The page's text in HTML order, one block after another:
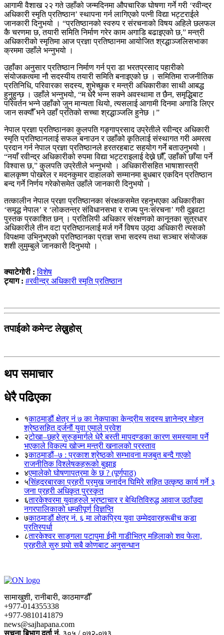
आगामी वैशाख २२ गते उहाँको जन्मदिनमा औपचारिक घोषणा गर्ने गरी ‘रवीन्द्र
अधिकारी स्मृति प्रतिष्ठान’ स्थापना गर्न लागिएको पत्नी विद्या भट्टराईले
जानकारी दिनुभयो । “प्रतिष्ठानको स्वरुप र संरचनाको विषय अहिले छलफल
कै चरणमा छ, तयारी समिति निर्माण गरेर काम अगाडि बढाइएको छ,” मन्त्री
अधिकारीको स्मृतिमा आज प्रज्ञा प्रतिष्ठानमा आयोजित श्रद्धाञ्जलिसभाका
क्रममा उहाँले भन्नुभयो ।
उहाँका अनुसार प्रतिष्ठान निर्माण गर्न प्रा डा भरतप्रसाद पहारीको
संयोजकत्वमा नौ सदस्यीय तयारी समिति बनाइएको छ । समितिमा राजनीतिक
प्रतिनिधि, परिवारका सदस्य, शुभेच्छुक र मन्त्री अधिकारीका साथी आबद्ध
हुनुहुन्छ । उहाँले भन्नुभयो, “म धेरै भन्न सक्ने अवस्थामा त छैन, समृद्धिबाट
परिवर्तन भन्ने उहाँको जुन मान्यता थियो, त्यसलाई आगामी दिनमा अगाडि लिएर
जान सक्यौँ भने उहाँ प्रतिको सच्चा श्रद्धाञ्जलि हुनेछ ।”
नेपाल प्रज्ञा प्रतिष्ठानका कुलपति गङ्गाप्रसाद उप्रेतीले रवीन्द्र अधिकारी
स्मृति प्रतिष्ठानलाई सफल बनाउन र उहाँको कृतिलाई संस्थागत गरी अमरत्व
प्रदान गर्न नेपाल प्रज्ञा प्रतिष्ठानले हरतरहबाट सहयोग गर्ने बताउनुभयो ।
“नयाँ रवीन्द्र अधिकारीको रुपमा विद्या भट्टराइलाई देख्ने छौँ, उहाँको छाँया पर्ने
विश्वास छ,” कुलपति उप्रेतीले भन्नुभयो । अधिकारीसहित भाषाशास्त्री
बालकृष्ण पोखरेल र मदनकुमार दाहालको सम्मानमा बुधबार एकदिन प्रतिष्ठान
बन्द गर्ने निर्णय गरेकोसमेत उहाँले जानकारी दिनुभयो ।
तत्कालीन नेपाल प्रज्ञा प्रतिष्ठानका संरक्षकसमेत रहनुभएका अधिकारीका
‘समृद्ध नेपाल’ र ‘लोकतन्त्र संविधानसभा र राज्य पुनःसंरचना’ गरी दुइवटा
पुस्तक प्रकाशित छन् । प्रतिलिपी अधिकार संरक्षणको कानूनका सुत्रधार
अधिकारीले तीन वटा प्रतिष्ठानलाई मर्ज गर्ने विषय उठ्दा अधिकारी त्यसको
विपक्षमा उभिनुभएको प्रतिष्ठानका प्राज्ञ सभा सदस्य तथा सञ्चार संयोजक
शशी लुमुम्बुले जानकारी दिनुभयो ।
क्याटेगोरी :विशेष
ट्याग : #रवीन्द्र अधिकारी स्मृति प्रतिष्ठान
तपाईको कमेन्ट लेख्नुहोस्
थप समाचार
धेरै पढिएका
१काठमाडौं क्षेत्र नं ७ का नेकपाका केन्द्रीय सदस्य ज्ञानेन्द्र मोहन
श्रेष्ठसहित दर्जनौं युवा एमाले प्रवेश
२टोखा–छहरे सुरुङमार्गले धेरै बस्ती मापदण्डका कारण समस्यामा पर्ने
भएकाले विकल्प खोज्न मन्त्री खनालको प्रस्ताव
३काठमाडौं–७ : प्रकाश श्रेष्ठको सम्भावना मजबुत बन्दै गएको
राजनीतिक विश्लेषकहरूको बुझाइ
४एमालेको घोषणापत्रमा के छ ? (पूर्णपाठ)
५सिंहदरबारका प्रहरी प्रमुख जनार्दन घिमिरे सहित उत्कृष्ठ कार्य गर्ने ३
जना प्रहरी अधिकृत पुरस्कृत
६तारकेश्वरमा युवाहरुले भ्रष्टाचार र बेथितिविरुद्ध आवाज उठाँउदा
नगरपालिकाको धम्कीपूर्ण विज्ञप्ति
७काठमाडौं क्षेत्र नं. ६ मा लोकप्रिय युवा उम्मेदवारहरूबीच कडा
प्रतिस्पर्धा
८तारकेश्वर साङ्गला पटापुमा ईभी गाडीभित्र महिलाको शव फेला,
प्रहरीले सुरु गर्‍यो सबै कोणबाट अनुसन्धान
सामाखुशी, रानीबारी, काठमाण्डौँ
+977-014355338
+977-9810141879
news@sajhapana.com
सुचना बिभाग दर्ता नं. ३०५ / ०७२-०७३